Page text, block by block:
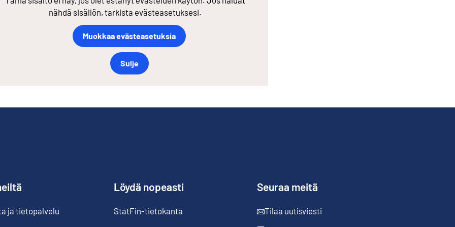
nähdä sisällön, tarkista evästeasetuksesi.
Muokkaa evästeasetuksia
Sulje
ja tietopalvelu
Löydä nopeasti
StatFin-tietokanta
Seuraa meitä
Tilaa uutisviesti